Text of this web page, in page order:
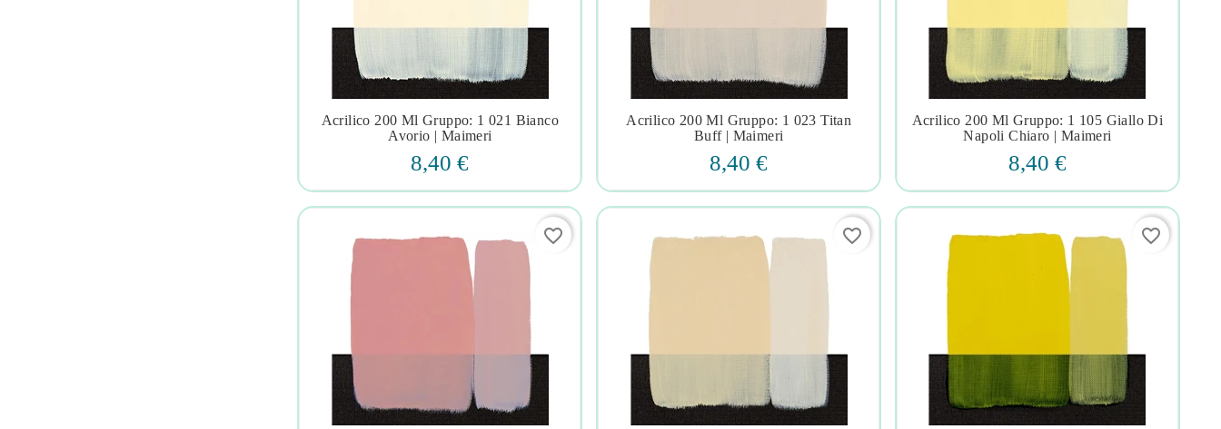
 
Acrilico 200 Ml Gruppo: 1 021 Bianco
Avorio | Maimeri
8,40 €
 
Acrilico 200 Ml Gruppo: 1 023 Titan
Buff | Maimeri
8,40 €
   
Acrilico 200 Ml Gruppo: 1 105 Giallo Di
Napoli Chiaro | Maimeri
8,40 €
favorite_border favorite_border favorite_border